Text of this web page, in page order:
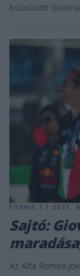
búcsúzott
FORMA-1 / 2021.
Sajtó:
Az Alfa Romeo